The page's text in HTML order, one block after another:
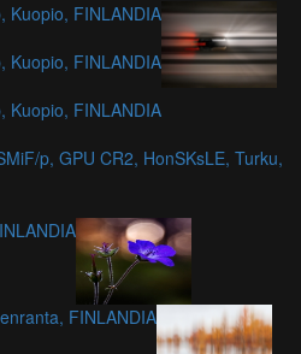
Kuopio, FINLANDIA
Kuopio, FINLANDIA
Kuopio, FINLANDIA
p, GPU CR2, HonSKsLE, Turku,
FINLANDIA